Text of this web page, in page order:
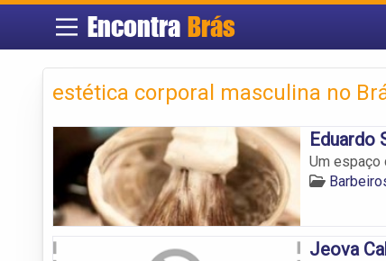
EncontraBrás
estética corporal masculina no
Eduardo
Um espaço
Jeova